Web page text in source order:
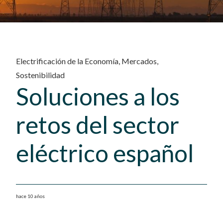
Electrificación de la Economía, Mercados,
Sostenibilidad
Soluciones a los
retos del sector
eléctrico español
hace 10 años